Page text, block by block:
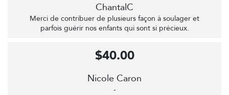
ChantalC
Merci de contribuer de plusieurs façon à soulager et
parfois guérir nos enfants qui sont si précieux.
Nicole Caron
-
$40.00